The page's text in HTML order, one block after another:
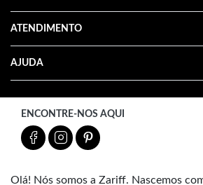
ATENDIMENTO
AJUDA
ENCONTRE-NOS AQUI
Olá! Nós somos a Zariff. Nascemos